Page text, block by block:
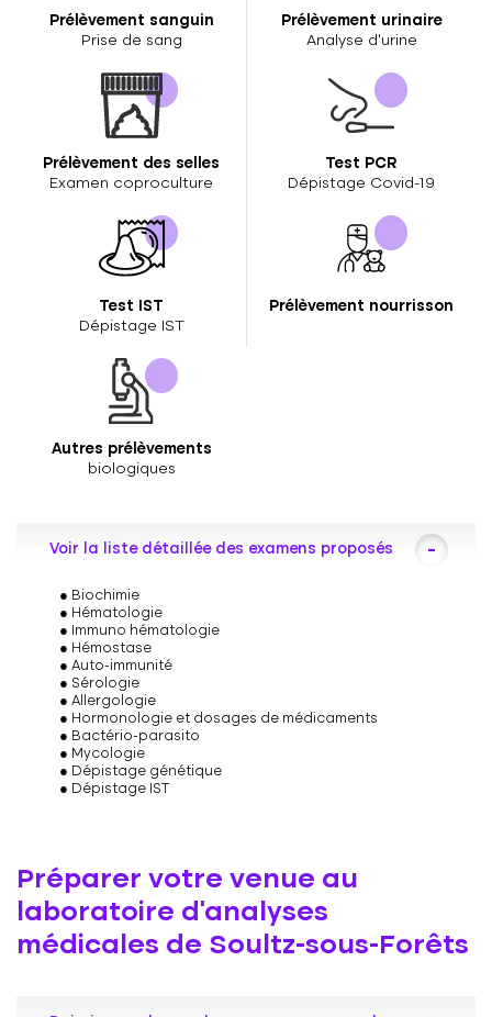
Prélèvement sanguin
Prise de sang
Prélèvement urinaire
Analyse d’urine
Prélèvement des selles
Examen coproculture
Test PCR
Dépistage Covid-19
Test IST
Dépistage IST
Prélèvement nourrisson
Autres prélèvements
biologiques
Voir la liste détaillée des examens proposés
Biochimie
Hématologie
Immuno hématologie
Hémostase
Auto-immunité
Sérologie
Allergologie
Hormonologie et dosages de médicaments
Bactério-parasito
Mycologie
Dépistage génétique
Dépistage IST
Préparer votre venue au
laboratoire d’analyses
médicales de Soultz-sous-Forêts